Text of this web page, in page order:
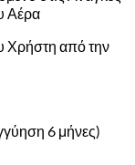
Αέρα
Χρήστη από την
6 μήνες)